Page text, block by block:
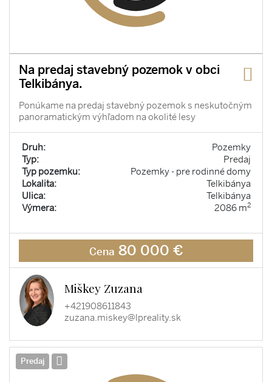
Na predaj stavebný pozemok v obci
Telkibánya.
Ponúkame na predaj stavebný pozemok s neskutočným
panoramatickým výhľadom na okolité lesy
Druh:
Pozemky
Typ:
Predaj
Typ pozemku:
Pozemky - pre rodinné domy
Lokalita:
Telkibánya
Ulica:
Telkibánya
Výmera:
2086 m2
Cena 80 000 €
Miškey Zuzana
+421908611843
zuzana.miskey@lpreality.sk
Predaj